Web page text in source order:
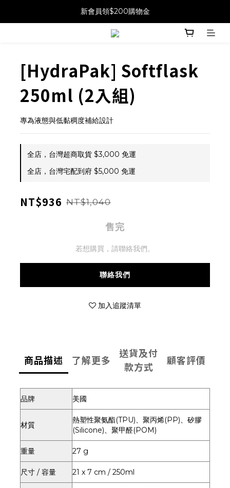
新會員領$200購物金
[HydraPak] Softflask
250ml (2入組)
專為液態與低黏稠度補給設計
全店，台灣超商取貨 $3,000 免運
全店，台灣宅配到府 $5,000 免運
NT$936 NT$1,040
售完
若想購買，請聯絡我們。
聯絡我們
加入追蹤清單
商品描述 了解更多
送貨及付
款方式
顧客評價
品牌 美國
材質
熱塑性聚氨酯(TPU)、聚丙烯(PP)、矽膠
(Silicone)、聚甲醛(POM)
重量 27 g
尺寸 / 容量 21 x 7 cm / 250ml